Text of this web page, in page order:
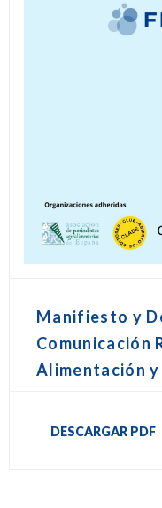
Manifiesto y
Comunicación
Alimentación y
DESCARGAR PDF